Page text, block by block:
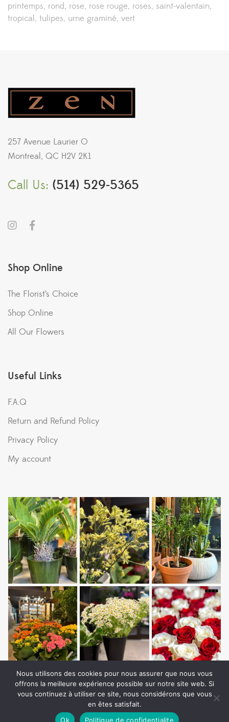
printemps rond rose rose rouge roses saint-valentain
tropical tulipes urne graminé vert
257 Avenue Laurier O
Montreal, QC H2V 2K1
Call Us: (514) 529-5365
Shop Online
The Florist’s Choice
Shop Online
All Our Flowers
Useful Links
F.A.Q
Return and Refund Policy
Privacy Policy
My account
Nous utilisons des cookies pour nous assurer que nous vous
offrons la meilleure expérience possible sur notre site web. Si
vous continuez à utiliser ce site, nous considérons que vous
en êtes satisfait.
Ok
Politique de confidentialite